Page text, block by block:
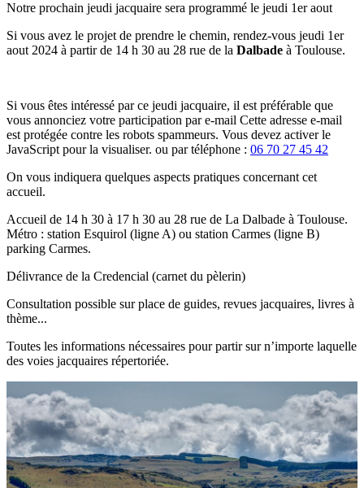
Notre prochain jeudi jacquaire sera programmé le jeudi 1er aout
Si vous avez le projet de prendre le chemin, rendez-vous jeudi 1er
aout 2024 à partir de 14 h 30 au 28 rue de la Dalbade à Toulouse.
Si vous êtes intéressé par ce jeudi jacquaire, il est préférable que
vous annonciez votre participation par e-mail Cette adresse e-mail
est protégée contre les robots spammeurs. Vous devez activer le
JavaScript pour la visualiser. ou par téléphone : 06 70 27 45 42
On vous indiquera quelques aspects pratiques concernant cet
accueil.
Accueil de 14 h 30 à 17 h 30 au 28 rue de La Dalbade à Toulouse.
Métro : station Esquirol (ligne A) ou station Carmes (ligne B)
parking Carmes.
Délivrance de la Credencial (carnet du pèlerin)
Consultation possible sur place de guides, revues jacquaires, livres à
thème...
Toutes les informations nécessaires pour partir sur n’importe laquelle
des voies jacquaires répertoriée.